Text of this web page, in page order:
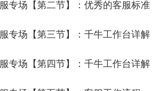
专场【第二节】：优秀的客服标准
专场【第三节】：千牛工作台详解
专场【第四节】：千牛工作台详解